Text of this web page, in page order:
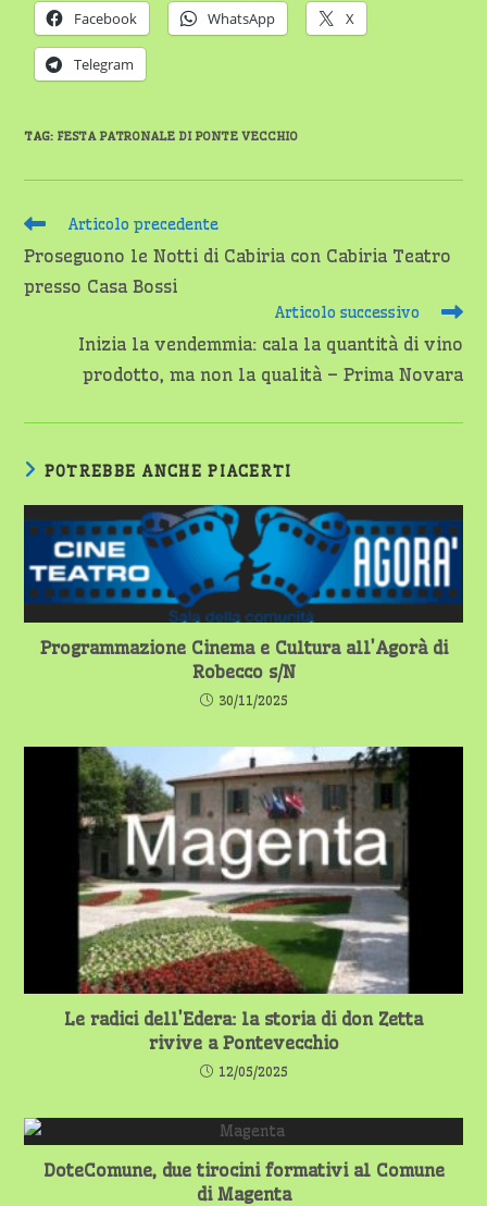
Facebook WhatsApp X
Telegram
TAG: FESTA PATRONALE DI PONTE VECCHIO
Leggi
articoli
Articolo precedente
Proseguono le Notti di Cabiria con Cabiria Teatro
presso Casa Bossi
Articolo successivo
Inizia la vendemmia: cala la quantità di vino
prodotto, ma non la qualità – Prima Novara
POTREBBE ANCHE PIACERTI
Programmazione Cinema e Cultura all’Agorà di
Robecco s/N
30/11/2025
Le radici dell’Edera: la storia di don Zetta
rivive a Pontevecchio
12/05/2025
DoteComune, due tirocini formativi al Comune
di Magenta